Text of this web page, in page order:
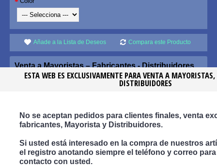
ESTA WEB ES EXCLUSIVAMENTE PARA VENTA A
DISTRIBUIDORES
No se aceptan pedidos para clientes finales, venta
fabricantes, Mayorista y Distribuidores.
Si usted está interesado en la compra de nuestros
el registro anotando siempre el teléfono y correo
contacto con usted.
Añade a la Lista de Deseos Compara este Producto
Venta a Mayoristas – Fabricantes - Distribuidores
Medidas en mm Largo x Ancho x Alto
Negro Brillo NEB ...
Blanco Mate BLM ...
Negro Mate NEM ...
Opiniones (0)